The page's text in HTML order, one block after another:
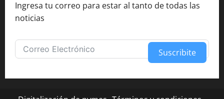
i
n
d
Ingresa tu correo para estar al tanto de todas las
noticias
Suscribite